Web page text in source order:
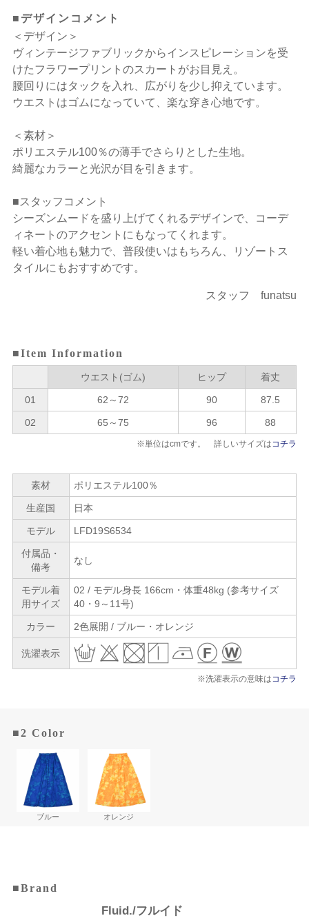
■デザインコメント
＜デザイン＞
ヴィンテージファブリックからインスピレーションを受
けたフラワープリントのスカートがお目見え。
腰回りにはタックを入れ、広がりを少し抑えています。
ウエストはゴムになっていて、楽な穿き心地です。
＜素材＞
ポリエステル100％の薄手でさらりとした生地。
綺麗なカラーと光沢が目を引きます。
■スタッフコメント
シーズンムードを盛り上げてくれるデザインで、コーデ
ィネートのアクセントにもなってくれます。
軽い着心地も魅力で、普段使いはもちろん、リゾートス
タイルにもおすすめです。
スタッフ funatsu
■Item Information
ウエスト(ゴム) ヒップ 着丈
01 62～72 90 87.5
02 65～75 96 88
※単位はcmです。 詳しいサイズは コチラ
素材 ポリエステル100％
生産国 日本
モデル LFD19S6534
付属品・
備考
なし
モデル着
用サイズ
02 / モデル身長 166cm・体重48kg (参考サイズ
40・9～11号)
カラー 2色展開 / ブルー・オレンジ
洗濯表示
※洗濯表示の意味は コチラ
■2 Color
ブルー オレンジ
■Brand
Fluid./フルイド